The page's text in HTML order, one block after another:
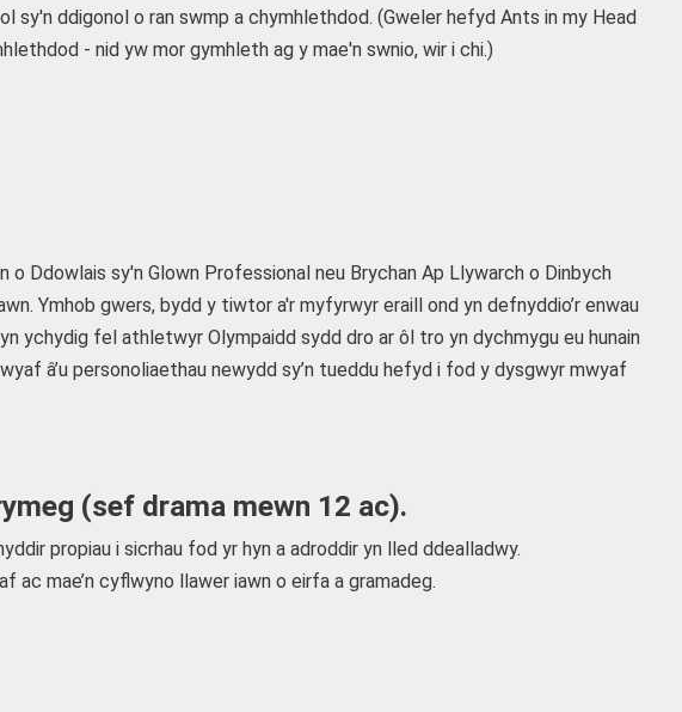
ddigonol o ran swmp a chymhlethdod. (Gweler hefyd Ants in my Head
- nid yw mor gymhleth ag y mae'n swnio, wir i chi.)
Ddowlais sy'n Glown Professional neu Brychan Ap Llywarch o Dinbych
Ymhob gwers, bydd y tiwtor a'r myfyrwyr eraill ond yn defnyddio’r enwau
ychydig fel athletwyr Olympaidd sydd dro ar ôl tro yn dychmygu eu hunain
â’u personoliaethau newydd sy’n tueddu hefyd i fod y dysgwyr mwyaf
(sef drama mewn 12 ac).
propiau i sicrhau fod yr hyn a adroddir yn lled ddealladwy.
ac mae’n cyflwyno llawer iawn o eirfa a gramadeg.